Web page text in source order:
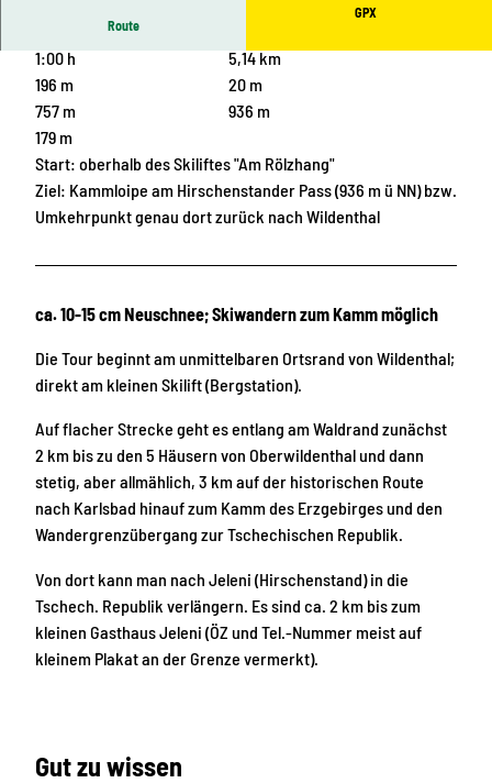
Route
GPX
1:00 h
5,14 km
196 m
20 m
757 m
936 m
179 m
Start: oberhalb des Skiliftes "Am Rölzhang"
Ziel: Kammloipe am Hirschenstander Pass (936 m ü NN) bzw.
Umkehrpunkt genau dort zurück nach Wildenthal
ca. 10-15 cm Neuschnee; Skiwandern zum Kamm möglich
Die Tour beginnt am unmittelbaren Ortsrand von Wildenthal;
direkt am kleinen Skilift (Bergstation).
Auf flacher Strecke geht es entlang am Waldrand zunächst
2 km bis zu den 5 Häusern von Oberwildenthal und dann
stetig, aber allmählich, 3 km auf der historischen Route
nach Karlsbad hinauf zum Kamm des Erzgebirges und den
Wandergrenzübergang zur Tschechischen Republik.
Von dort kann man nach Jeleni (Hirschenstand) in die
Tschech. Republik verlängern. Es sind ca. 2 km bis zum
kleinen Gasthaus Jeleni (ÖZ und Tel.-Nummer meist auf
kleinem Plakat an der Grenze vermerkt).
Gut zu wissen